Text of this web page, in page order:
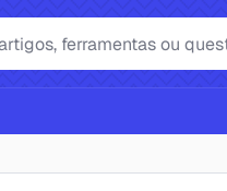
de Casa